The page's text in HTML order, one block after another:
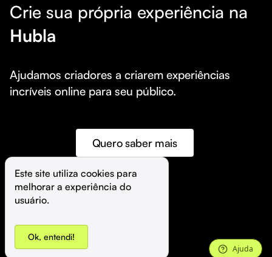
Crie sua própria experiência na
Hubla
Ajudamos criadores a criarem experiências
incríveis online para seu público.
Quero saber mais
©️ Hubla Tecnologia Ltda • 2026
Este site utiliza cookies para
melhorar a experiência do
usuário.
Ok, entendi!
Ajuda